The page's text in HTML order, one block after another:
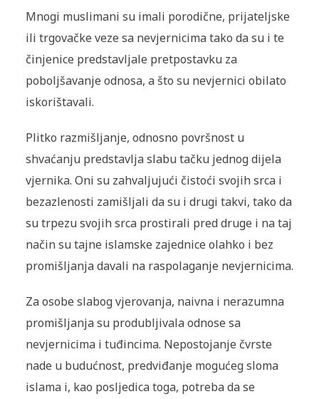
Mnogi muslimani su imali porodične, prijateljske
ili trgovačke veze sa nevjernicima tako da su i te
činjenice predstavljale pretpostavku za
poboljšavanje odnosa, a što su nevjernici obilato
iskorištavali.
Plitko razmišljanje, odnosno površnost u
shvaćanjupredstavlja slabu tačku jednog dijela
vjernika. Oni su zahvaljujući čistoći svojih srca i
bezazlenosti zamišljali da su i drugi takvi, tako da
su trpezu svojih srca prostirali pred druge i na taj
način su tajne islamske zajednice olahko i bez
promišljanja davali na raspolaganje nevjernicima.
Za osobe slabog vjerovanja, naivna i nerazumna
promišljanja su produbljivala odnose sa
nevjernicima i tuđincima. Nepostojanje čvrste
nade u budućnost, predviđanje mogućeg sloma
islama i, kao posljedica toga, potreba da se